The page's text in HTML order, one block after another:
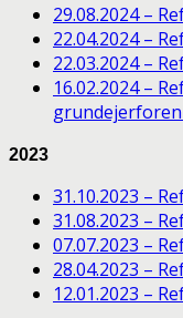
29.08.2024 –
22.04.2024 –
22.03.2024 –
16.02.2024 –
2023
31.10.2023 –
31.08.2023 –
07.07.2023 –
28.04.2023 –
12.01.2023 –